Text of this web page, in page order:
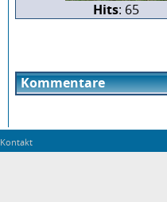
Hits: 65
Kommentare
Kontakt